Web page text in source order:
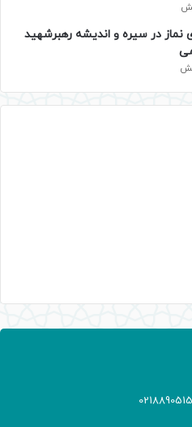
در سیره و اندیشه رهبرشهید